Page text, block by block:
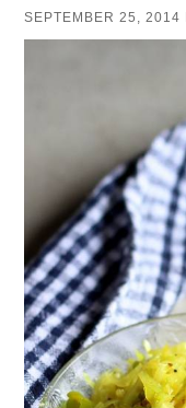
SEPTEMBER 25, 2014